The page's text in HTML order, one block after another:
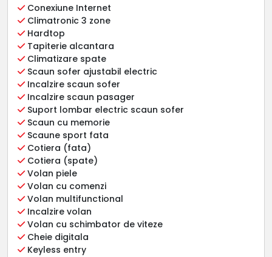
Conexiune Internet
Climatronic 3 zone
Hardtop
Tapiterie alcantara
Climatizare spate
Scaun sofer ajustabil electric
Incalzire scaun sofer
Incalzire scaun pasager
Suport lombar electric scaun sofer
Scaun cu memorie
Scaune sport fata
Cotiera (fata)
Cotiera (spate)
Volan piele
Volan cu comenzi
Volan multifunctional
Incalzire volan
Volan cu schimbator de viteze
Cheie digitala
Keyless entry